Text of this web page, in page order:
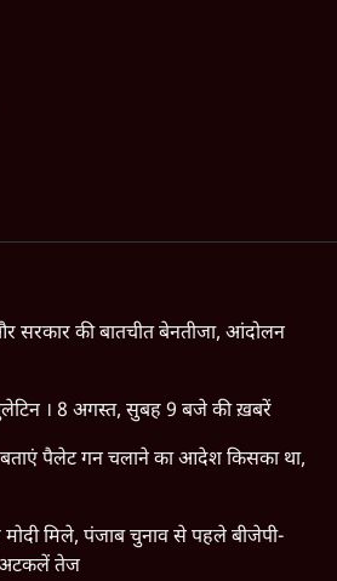
सरकार की बातचीत बेनतीजा, आंदोलन
। 8 अगस्त, सुबह 9 बजे की ख़बरें
पैलेट गन चलाने का आदेश किसका था,
मिले, पंजाब चुनाव से पहले बीजेपी-
अटकलें तेज